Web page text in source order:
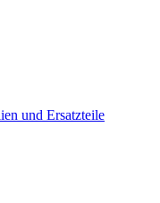
und Ersatzteile